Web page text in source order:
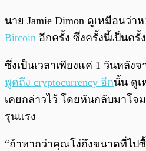
นาย Jamie Dimon ดูเหมือนว่
Bitcoin อีกครั้ง ซึ่งครั้งนี้เป็นครั้
ซึ่งเป็นเวลาเพียงแค่ 1 วันหลัง
พูดถึง cryptocurrency อีกนั้น ดูเ
เคยกล่าวไว้ โดยหันกลับมาโจ
รุนแรง
“ถ้าหากว่าคุณโง่ถึงขนาดที่ไ